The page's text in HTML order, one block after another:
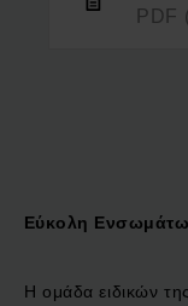
PDF
Εύκολη
Η ομάδα ειδικών